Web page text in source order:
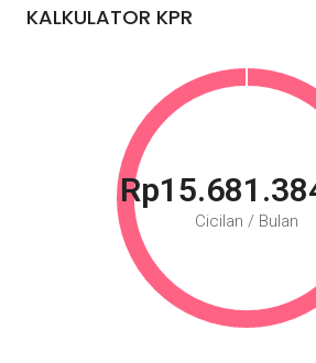
KALKULATOR KPR
Cicilan / Bulan